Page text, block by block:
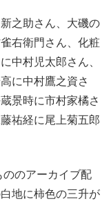
之助さん、大磯の
右衛門さん、化粧
中村児太郎さん、
に中村鷹之資さ
景時に市村家橘さ
祐経に尾上菊五郎
のアーカイブ配
地に柿色の三升が